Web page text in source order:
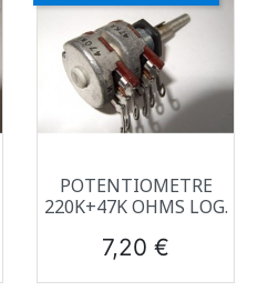
POTENTIOMETRE
220K+47K OHMS LOG.
Prix
7,20 €